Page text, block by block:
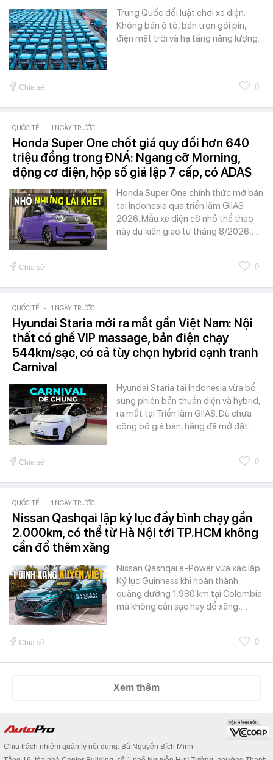
Trung Quốc đổi luật chơi xe điện:
Không bán ô tô, bán trọn gói pin,
điện mặt trời và hạ tầng năng lượng.
Chia sẻ 0
QUỐC TẾ - 1 NGÀY TRƯỚC
Honda Super One chốt giá quy đổi hơn 640
triệu đồng trong ĐNÁ: Ngang cỡ Morning,
động cơ điện, hộp số giả lập 7 cấp, có ADAS
Honda Super One chính thức mở bán
tại Indonesia qua triển lãm GIIAS
2026. Mẫu xe điện cỡ nhỏ thể thao
này dự kiến giao từ tháng 8/2026,…
Chia sẻ 0
QUỐC TẾ - 1 NGÀY TRƯỚC
Hyundai Staria mới ra mắt gần Việt Nam: Nội
thất có ghế VIP massage, bản điện chạy
544km/sạc, có cả tùy chọn hybrid cạnh tranh
Carnival
Hyundai Staria tại Indonesia vừa bổ
sung phiên bản thuần điện và hybrid,
ra mắt tại Triển lãm GIIAS. Dù chưa
công bố giá bán, hãng đã mở đặt…
Chia sẻ 0
QUỐC TẾ - 1 NGÀY TRƯỚC
Nissan Qashqai lập kỷ lục đầy bình chạy gần
2.000km, có thể từ Hà Nội tới TP.HCM không
cần đổ thêm xăng
Nissan Qashqai e-Power vừa xác lập
Kỷ lục Guinness khi hoàn thành
quãng đường 1.980 km tại Colombia
mà không cần sạc hay đổ xăng,…
Chia sẻ 0
Xem thêm
Chịu trách nhiệm quản lý nội dung: Bà Nguyễn Bích Minh